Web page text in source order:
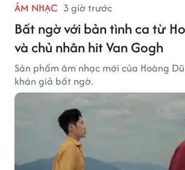
ÂM NHẠC 3 giờ trước
Bất ngờ với bản tình ca từ
và chủ nhân hit Van Gogh
Sản phẩm âm nhạc mới của Hoàng
khán giả bất ngờ.